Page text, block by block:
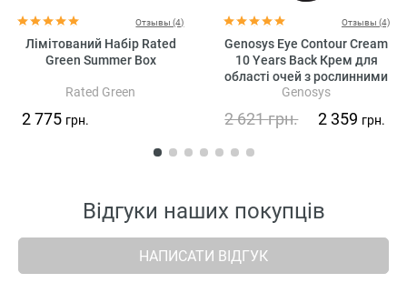
Отзывы (4)
Лімітований Набір Rated
Green Summer Box
Rated Green
2 775 грн.
Отзывы (4)
Genosys Eye Contour Cream
10 Years Back Крем для
області очей з рослинними
стовбуровими клітинами
Genosys
2 621грн. 2 359 грн.
Відгуки наших покупців
НАПИСАТИ ВІДГУК